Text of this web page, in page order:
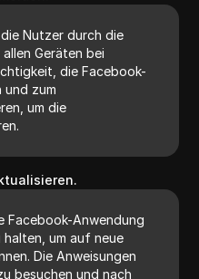
Nutzer durch die
Geräten bei
die Facebook-
und zum
um die
Facebook-Anwendung
um auf neue
Die Anweisungen
besuchen und nach